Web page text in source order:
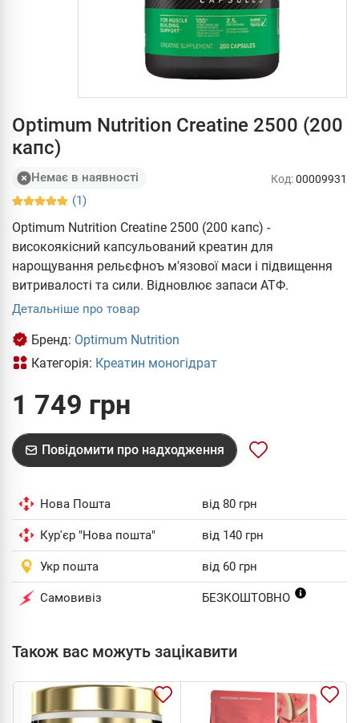
Optimum Nutrition Creatine 2500 (200
капс)
Немає в наявності
(1)
Код:00009931
Optimum Nutrition Creatine 2500 (200 капс) -
високоякісний капсульований креатин для
нарощування рельєфноъ м'язової маси і підвищення
витривалості та сили. Відновлює запаси АТФ.
Детальніше про товар
Бренд: Optimum Nutrition
Категорія: Креатин моногідрат
1 749 грн
Повідомити про надходження
Нова Пошта від 80 грн
Кур'єр "Нова пошта" від 140 грн
Укр пошта від 60 грн
Самовивіз БЕЗКОШТОВНО
Також вас можуть зацікавити